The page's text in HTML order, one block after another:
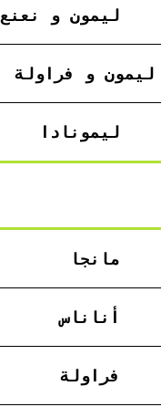
فراولة
أناناس
مانجا
ليمونادا
ليمون و فراولة
ليمون و نعنع